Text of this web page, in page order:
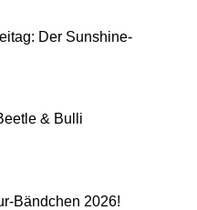
Der Sunshine-
& Bulli
Bändchen 2026!